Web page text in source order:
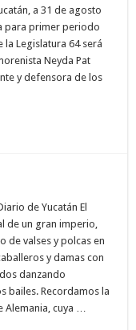
a 31 de agosto
para primer periodo
Legislatura 64 será
Neyda Pat
y defensora de los
de Yucatán El
de un gran imperio,
de valses y polcas en
y damas con
danzando
bailes. Recordamos la
Alemania, cuya …